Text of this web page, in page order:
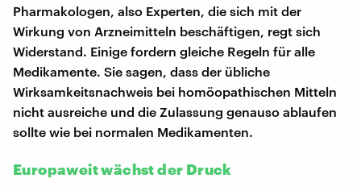
Pharmakologen, also Experten, die sich mit der
Wirkung von Arzneimitteln beschäftigen, regt sich
Widerstand. Einige fordern gleiche Regeln für alle
Medikamente. Sie sagen, dass der übliche
Wirksamkeitsnachweis bei homöopathischen Mitteln
nicht ausreiche und die Zulassung genauso ablaufen
sollte wie bei normalen Medikamenten.
Europaweit wächst der Druck